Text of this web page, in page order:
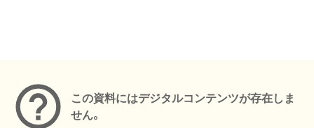
この資料にはデジタルコンテンツが存在しま
せん。